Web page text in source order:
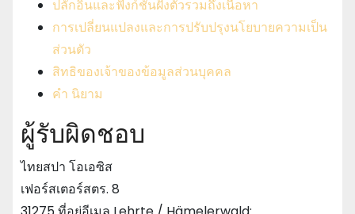
ปลั๊กอินและฟังก์ชันฝังตัวรวมถึงเนื้อหา
การเปลี่ยนแปลงและการปรับปรุงนโยบายความเป็น
ส่วนตัว
สิทธิของเจ้าของข้อมูลส่วนบุคคล
คำ นิยาม
ผู้รับผิดชอบ
ไทยสปา โอเอซิส
เฟอร์สเตอร์สตร. 8